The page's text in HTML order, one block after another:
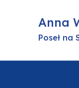
Anna
Poseł na